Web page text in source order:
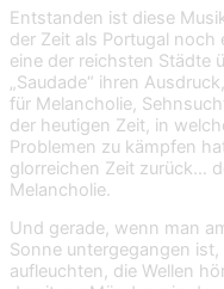
Entstanden ist diese
der Zeit als Portugal
eine der reichsten Städte
„Saudade“ ihren
für Melancholie,
der heutigen Zeit, in
Problemen zu kämpfen
glorreichen Zeit zurück…
Melancholie.
Und gerade, wenn man
Sonne untergegangen
aufleuchten, die Wellen